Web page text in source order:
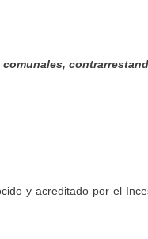
y acreditado por el